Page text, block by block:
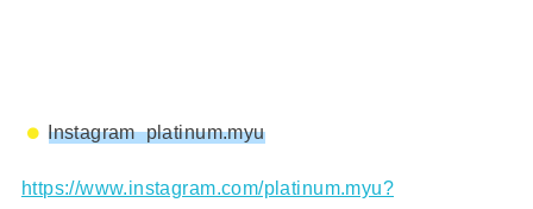
Instagram platinum.myu
https://www.instagram.com/platinum.myu?